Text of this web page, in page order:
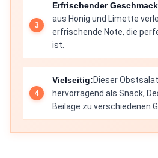
Erfrischender
aus Honig und Limette
erfrischende Note, die
ist.
Vielseitig:Dieser
hervorragend als Snack,
Beilage zu verschiedenen